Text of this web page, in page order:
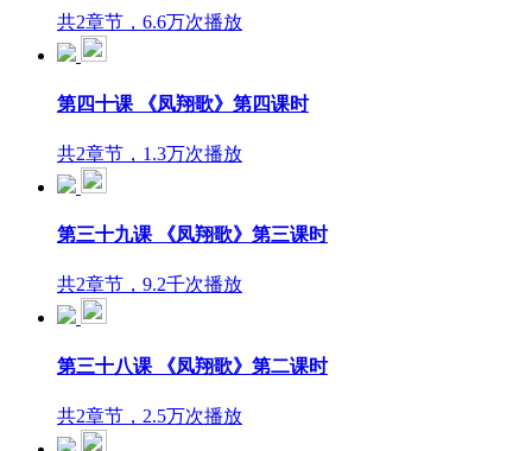
共2章节，6.6万次播放
第四十课 《凤翔歌》第四课时
共2章节，1.3万次播放
第三十九课 《凤翔歌》第三课时
共2章节，9.2千次播放
第三十八课 《凤翔歌》第二课时
共2章节，2.5万次播放